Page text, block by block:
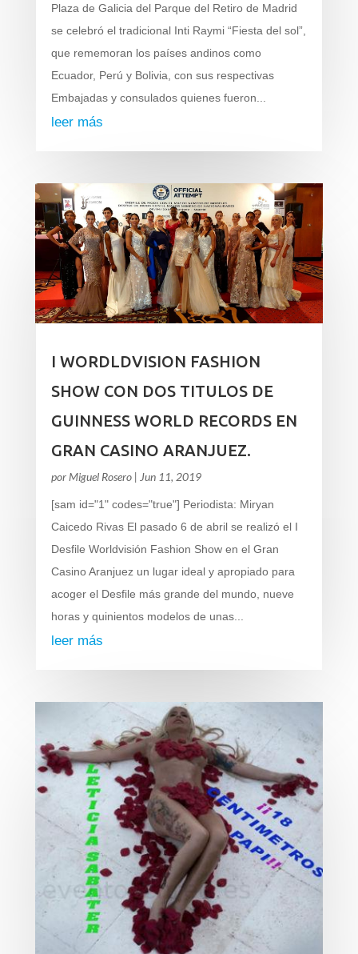
Plaza de Galicia del Parque del Retiro de Madrid
se celebró el tradicional Inti Raymi “Fiesta del sol”,
que rememoran los países andinos como
Ecuador, Perú y Bolivia, con sus respectivas
Embajadas y consulados quienes fueron...
leer más
I WORDLDVISION FASHION
SHOW CON DOS TITULOS DE
GUINNESS WORLD RECORDS EN
GRAN CASINO ARANJUEZ.
por Miguel Rosero| Jun 11, 2019
[sam id="1" codes="true"] Periodista: Miryan
Caicedo Rivas El pasado 6 de abril se realizó el I
Desfile Worldvisión Fashion Show en el Gran
Casino Aranjuez un lugar ideal y apropiado para
acoger el Desfile más grande del mundo, nueve
horas y quinientos modelos de unas...
leer más